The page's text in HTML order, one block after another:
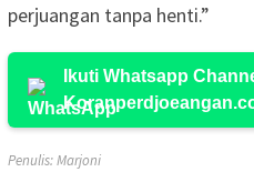
perjuangan tanpa henti.”
Ikuti Whatsapp
Penulis: Marjoni